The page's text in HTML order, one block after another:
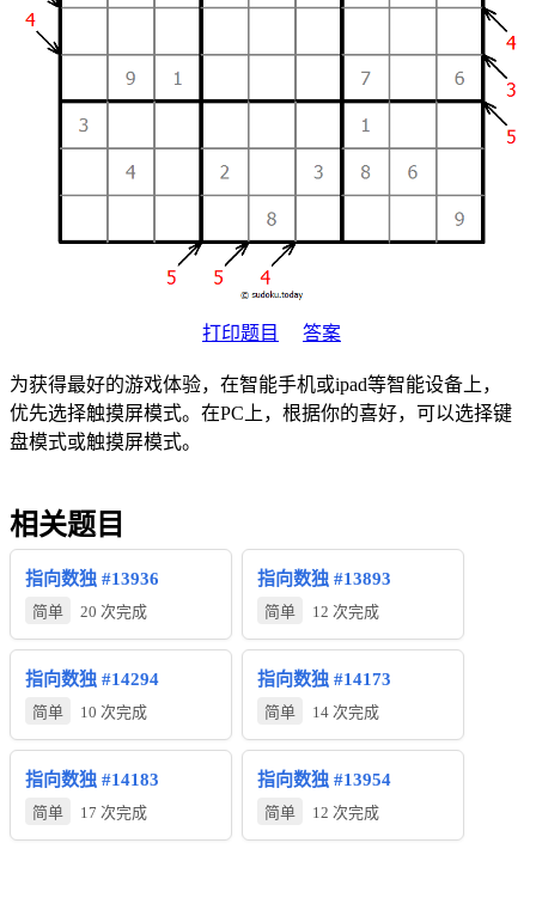
打印题目 答案
为获得最好的游戏体验，在智能手机或ipad等智能设备上，
优先选择触摸屏模式。在PC上，根据你的喜好，可以选择键
盘模式或触摸屏模式。
相关题目
指向数独 #13936
简单 20 次完成
指向数独 #13893
简单 12 次完成
指向数独 #14294
简单 10 次完成
指向数独 #14173
简单 14 次完成
指向数独 #14183
简单 17 次完成
指向数独 #13954
简单 12 次完成